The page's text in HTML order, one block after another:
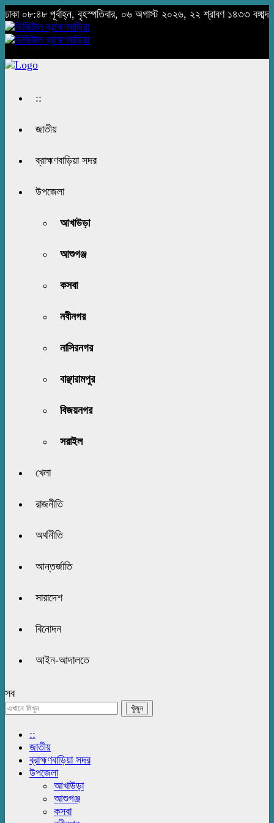
ঢাকা ০৮:৪৮ পূর্বাহ্ন, বৃহস্পতিবার, ০৬ অগাস্ট ২০২৬, ২২ শ্রাবণ ১৪৩৩ বঙ্গাব্দ
::
জাতীয়
ব্রাহ্মণবাড়িয়া সদর
উপজেলা
আখাউড়া
আশুগঞ্জ
কসবা
নবীনগর
নাসিরনগর
বাঞ্ছারামপুর
বিজয়নগর
সরাইল
খেলা
রাজনীতি
অর্থনীতি
আন্তর্জাতি
সারাদেশ
বিনোদন
আইন-আদালতে
সব
::
জাতীয়
ব্রাহ্মণবাড়িয়া সদর
উপজেলা
আখাউড়া
আশুগঞ্জ
কসবা